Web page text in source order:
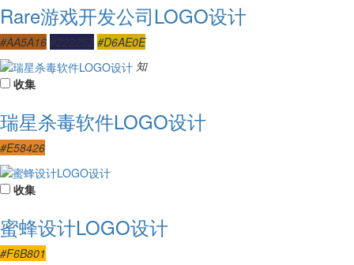
Rare游戏开发公司LOGO设计
#AA5A16 #222252 #D6AE0E
知
收集
瑞星杀毒软件LOGO设计
#E58426
收集
蜜蜂设计LOGO设计
#F6B801